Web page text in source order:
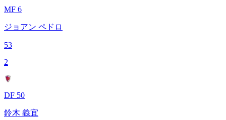
MF 6
ジョアン ペドロ
53
2
DF 50
鈴木 義宜